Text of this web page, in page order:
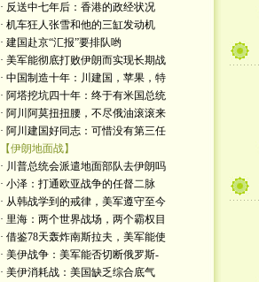
· 反送中七年后：香港的政经状况
· 机车狂人张雪和他的三缸发动机
· 建国赴京“汇报”要排队哟
· 美军能彻底打败伊朗而实现长期战
· 中国制造十年：川建国，苹果，特
· 阿塔挖坑四十年：终于有米国总统
· 阿川阿莫扭扭腰，不尽俄油滚滚来
· 阿川建国好同志：可惜没有第三任
【伊朗地面战】
· 川普总统会派遣地面部队去伊朗吗
· 小泽：打通欧亚战争的任督二脉
· 从韩战学到的戒律，美军遵守至今
· 里海：两个世界战场，两个霸权目
· 借鉴78天轰炸南斯拉夫，美军能使
· 美伊战争：美军能否切断俄罗斯-
· 美伊消耗战：美国缺乏综合底气